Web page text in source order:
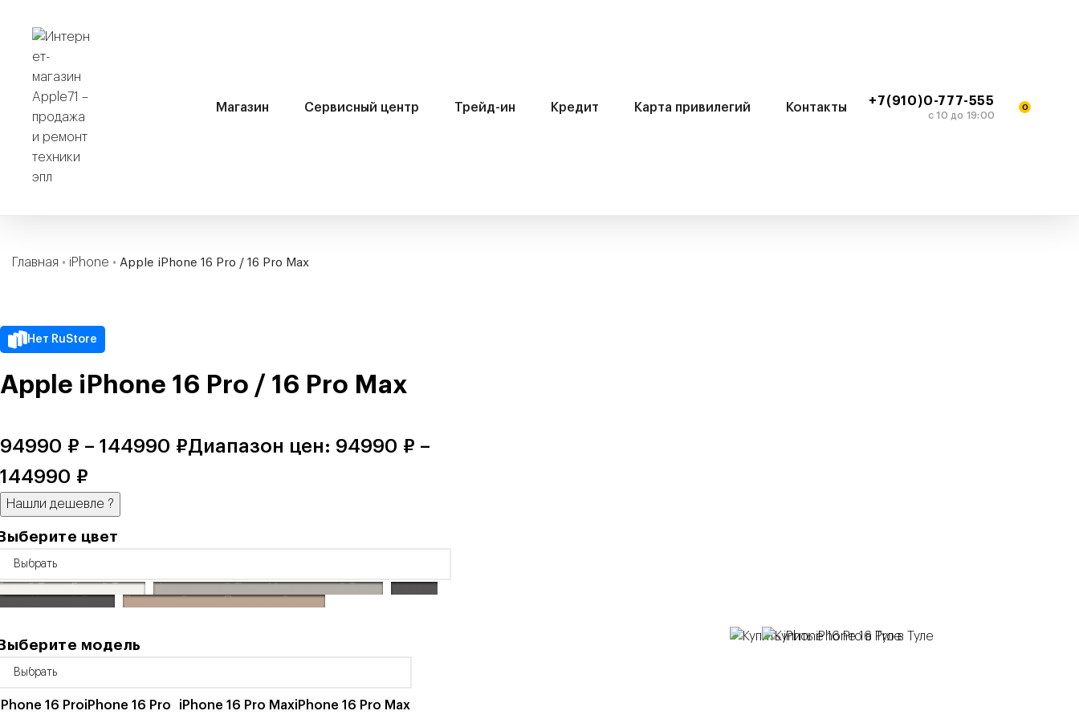
Магазин Сервисный центр Трейд-ин Кредит Карта привилегий Контакты +7(910)0-777-555
c 10 до 19:00
0
Главная • iPhone • Apple iPhone 16 Pro / 16 Pro Max
Нет RuStore
Apple iPhone 16 Pro / 16 Pro Max
94990 ₽ – 144990 ₽Диапазон цен: 94990 ₽ –
144990 ₽
Нашли дешевле ?
цвет
ТитанБелый Титан Натуральный ТитанНатуральный Титан
Пустынный титанПустынный титан
модель
16 ProiPhone 16 Pro iPhone 16 Pro MaxiPhone 16 Pro Max